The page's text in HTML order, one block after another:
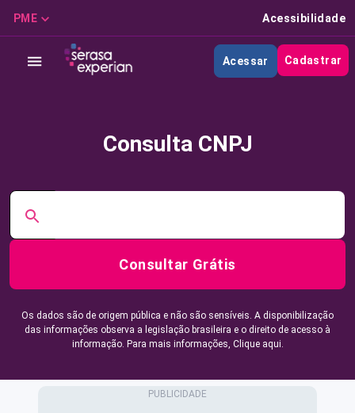
PME Acessibilidade
Acessar Cadastrar
Consulta CNPJ
Consultar Grátis
Os dados são de origem pública e não são sensíveis. A disponibilização
das informações observa a legislação brasileira e o direito de acesso à
informação. Para mais informações, Clique aqui.